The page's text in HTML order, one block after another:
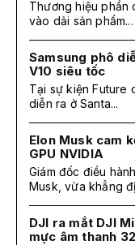
Thương hiệu phần
vào dải sản phẩm...
Samsung phô
V10 siêu tốc
Tại sự kiện Future
diễn ra ở Santa...
Elon Musk cam
GPU NVIDIA
Giám đốc điều
Musk, vừa khẳng
DJI ra mắt DJI
mực âm thanh